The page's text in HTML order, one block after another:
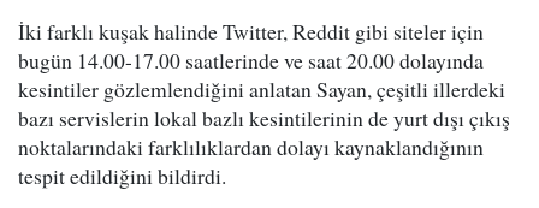
İki farklı kuşak halinde Twitter, Reddit gibi siteler için
bugün 14.00-17.00 saatlerinde ve saat 20.00 dolayında
kesintiler gözlemlendiğini anlatan Sayan, çeşitli illerdeki
bazı servislerin lokal bazlı kesintilerinin de yurt dışı çıkış
noktalarındaki farklılıklardan dolayı kaynaklandığının
tespit edildiğini bildirdi.